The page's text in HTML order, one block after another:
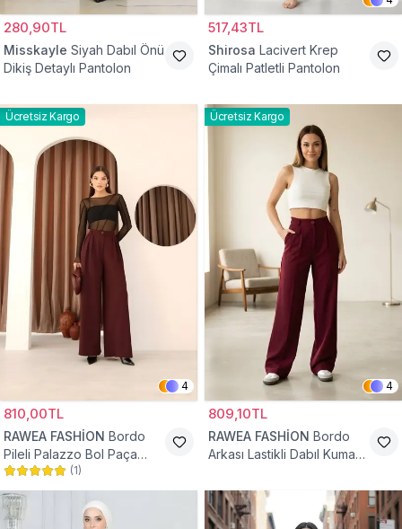
280,90TL
Misskayle Siyah Dabıl Önü
Dikiş Detaylı Pantolon
517,43TL
Shirosa Lacivert Krep
Çimalı Patletli Pantolon
Ücretsiz Kargo
4
810,00TL
RAWEA FASHİON Bordo
Pileli Palazzo Bol Paça
Yüksek Bel Tesettür
Pantolon
(1)
Ücretsiz Kargo
4
809,10TL
RAWEA FASHİON Bordo
Arkası Lastikli Dabıl Kumaş